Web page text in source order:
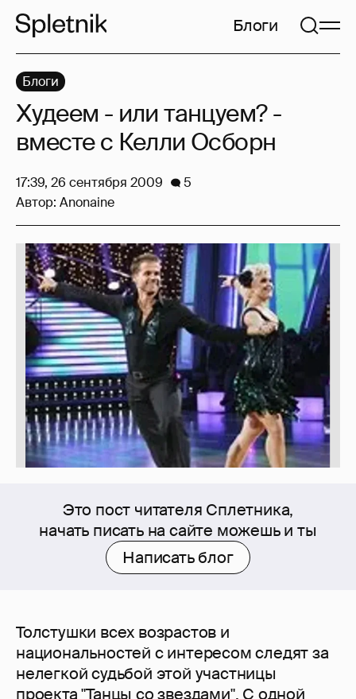
Блоги
Это пост читателя Сплетника,
начать писать на сайте можешь и ты
Написать блог
Толстушки всех возрастов и
национальностей с интересом следят за
нелегкой судьбой этой участницы
проекта "Танцы со звездами". С одной
Блоги
Худеем - или танцуем? -
вместе с Келли Оcборн
17:39, 26 сентября 2009
5
Автор: Anonaine